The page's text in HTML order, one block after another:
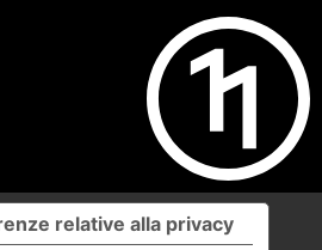
relative alla privacy